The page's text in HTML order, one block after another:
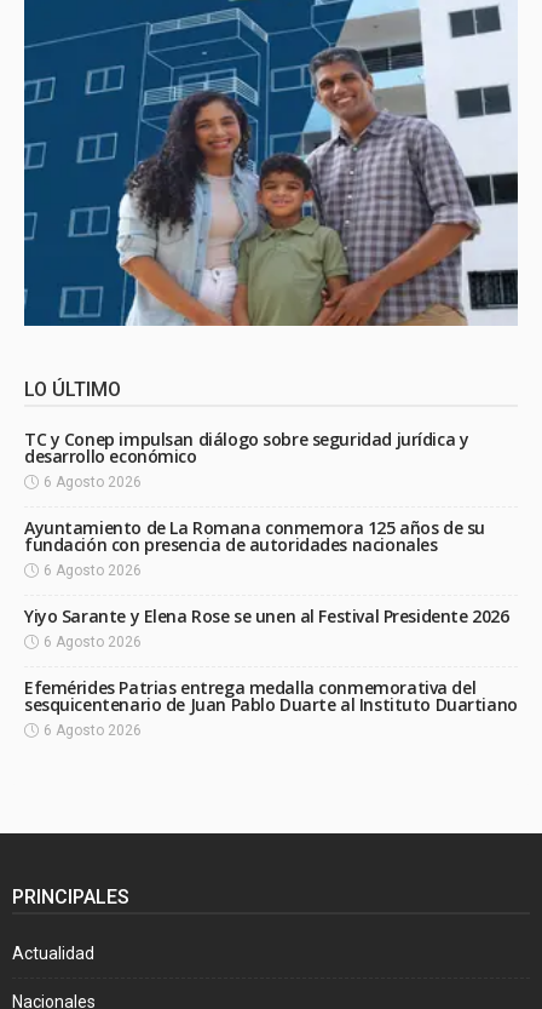
LO ÚLTIMO
TC y Conep impulsan diálogo sobre seguridad jurídica y
desarrollo económico
6 Agosto 2026
Ayuntamiento de La Romana conmemora 125 años de su
fundación con presencia de autoridades nacionales
6 Agosto 2026
Yiyo Sarante y Elena Rose se unen al Festival Presidente 2026
6 Agosto 2026
Efemérides Patrias entrega medalla conmemorativa del
sesquicentenario de Juan Pablo Duarte al Instituto Duartiano
6 Agosto 2026
PRINCIPALES
Actualidad
Nacionales